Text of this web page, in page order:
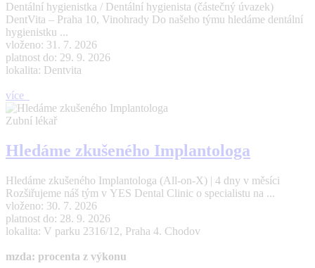
Dentální hygienistka / Dentální hygienista (částečný úvazek)
DentVita – Praha 10, Vinohrady Do našeho týmu hledáme dentální
hygienistku ...
vloženo: 31. 7. 2026
platnost do: 29. 9. 2026
lokalita: Dentvita
více
Zubní lékař
Hledáme zkušeného Implantologa
Hledáme zkušeného Implantologa (All-on-X) | 4 dny v měsíci
Rozšiřujeme náš tým v YES Dental Clinic o specialistu na ...
vloženo: 30. 7. 2026
platnost do: 28. 9. 2026
lokalita: V parku 2316/12, Praha 4. Chodov
mzda: procenta z výkonu